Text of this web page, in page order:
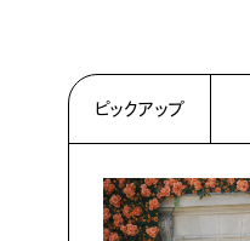
ピックアップ